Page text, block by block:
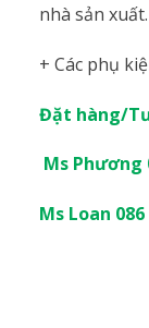
nhà sản xuất.
+ Các phụ
Đặt hàng/
Ms Phương
Ms Loan 086